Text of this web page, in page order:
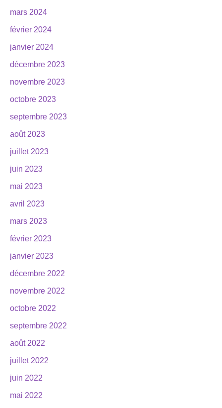
mars 2024
février 2024
janvier 2024
décembre 2023
novembre 2023
octobre 2023
septembre 2023
août 2023
juillet 2023
juin 2023
mai 2023
avril 2023
mars 2023
février 2023
janvier 2023
décembre 2022
novembre 2022
octobre 2022
septembre 2022
août 2022
juillet 2022
juin 2022
mai 2022